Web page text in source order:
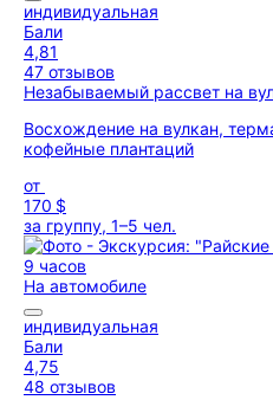
индивидуальная
Бали
4,81
47 отзывов
Незабываемый рассвет на
Восхождение на вулкан,
кофейные плантаций
от
170 $
за группу, 1–5 чел.
9 часов
На автомобиле
индивидуальная
Бали
4,75
48 отзывов